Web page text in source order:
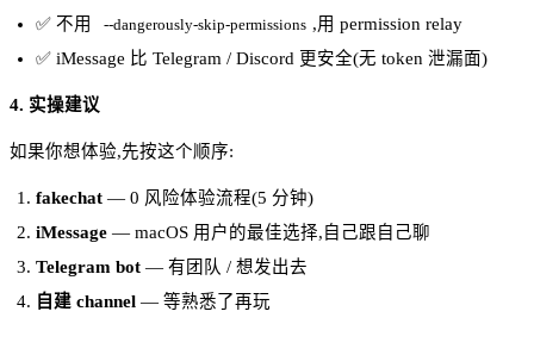
✅ 不用
--dangerously-skip-permissions ,用 permission relay
✅ iMessage 比 Telegram / Discord 更安全(无 token 泄漏面)
4. 实操建议
如果你想体验,先按这个顺序:
fakechat — 0 风险体验流程(5 分钟)
iMessage — macOS 用户的最佳选择,自己跟自己聊
Telegram bot — 有团队 / 想发出去
自建 channel — 等熟悉了再玩